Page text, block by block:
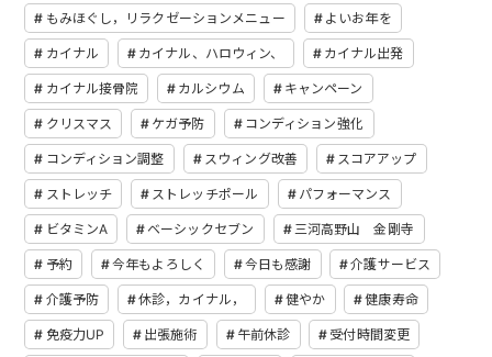
もみほぐし，リラクゼーションメニュー よいお年を
カイナル カイナル、ハロウィン、 カイナル出発
カイナル接骨院 カルシウム キャンペーン
クリスマス ケガ予防 コンディション強化
コンディション調整 スウィング改善 スコアアップ
ストレッチ ストレッチポール パフォーマンス
ビタミンA ベーシックセブン 三河高野山 金剛寺
予約 今年もよろしく 今日も感謝 介護サービス
介護予防 休診，カイナル， 健やか 健康寿命
免疫力UP 出張施術 午前休診 受付時間変更